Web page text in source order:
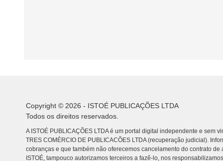
Copyright © 2026 - ISTOÉ PUBLICAÇÕES LTDA
Todos os direitos reservados.
A ISTOÉ PUBLICAÇÕES LTDA é um portal digital independente e sem
TRES COMÉRCIO DE PUBLICACÕES LTDA (recuperação judicial).
cobranças e que também não oferecemos cancelamento do contrato
ISTOÉ, tampouco autorizamos terceiros a fazê-lo, nos